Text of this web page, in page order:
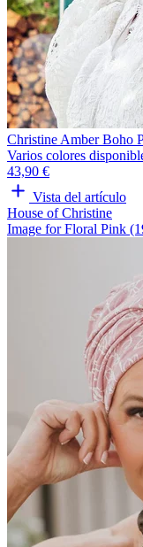
Christine Amber Boho
Varios colores
43,90 €
Vista del artículo
House of Christine
Image for Floral Pink